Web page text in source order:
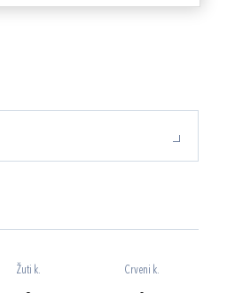
Žuti k. Crveni k.